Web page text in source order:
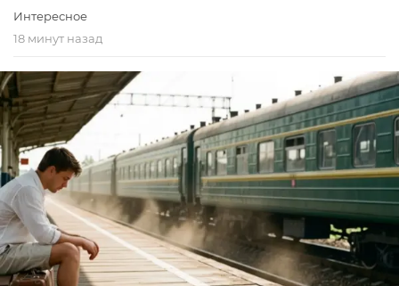
Интересное
18 минут назад